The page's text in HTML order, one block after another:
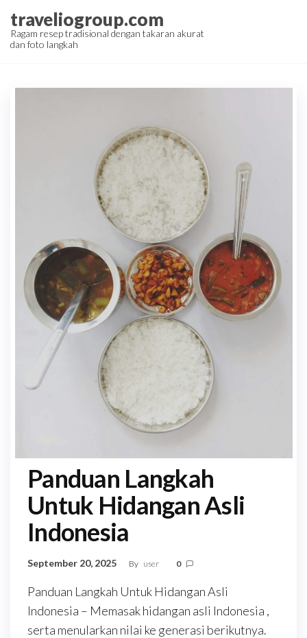
the
traveliogroup.com
Ragam resep tradisional dengan takaran akurat
dan foto langkah
Panduan Langkah
Untuk Hidangan Asli
Indonesia
September 20, 2025 By user 0
Panduan Langkah Untuk Hidangan Asli
Indonesia – Memasak hidangan asli Indonesia ,
serta menularkan nilai ke generasi berikutnya.